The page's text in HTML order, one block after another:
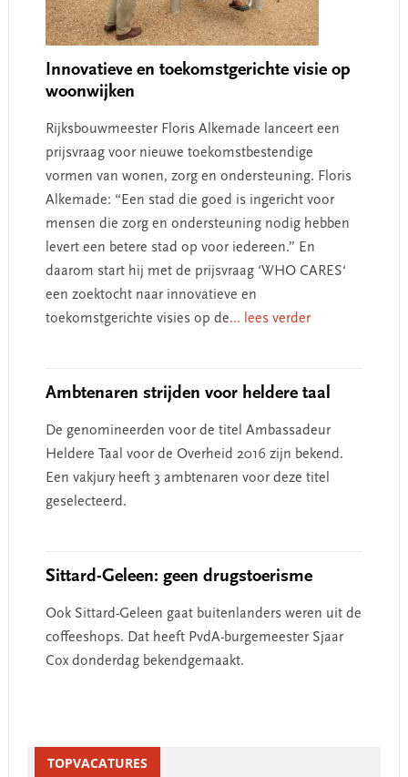
Innovatieve en toekomstgerichte visie op
woonwijken
Rijksbouwmeester Floris Alkemade lanceert een
prijsvraag voor nieuwe toekomstbestendige
vormen van wonen, zorg en ondersteuning. Floris
Alkemade: “Een stad die goed is ingericht voor
mensen die zorg en ondersteuning nodig hebben
levert een betere stad op voor iedereen.” En
daarom start hij met de prijsvraag ‘WHO CARES‘
een zoektocht naar innovatieve en
toekomstgerichte visies op de... lees verder
Ambtenaren strijden voor heldere taal
De genomineerden voor de titel Ambassadeur
Heldere Taal voor de Overheid 2016 zijn bekend.
Een vakjury heeft 3 ambtenaren voor deze titel
geselecteerd.
Sittard-Geleen: geen drugstoerisme
Ook Sittard-Geleen gaat buitenlanders weren uit de
coffeeshops. Dat heeft PvdA-burgemeester Sjaar
Cox donderdag bekendgemaakt.
SidebarTOPVACATURES